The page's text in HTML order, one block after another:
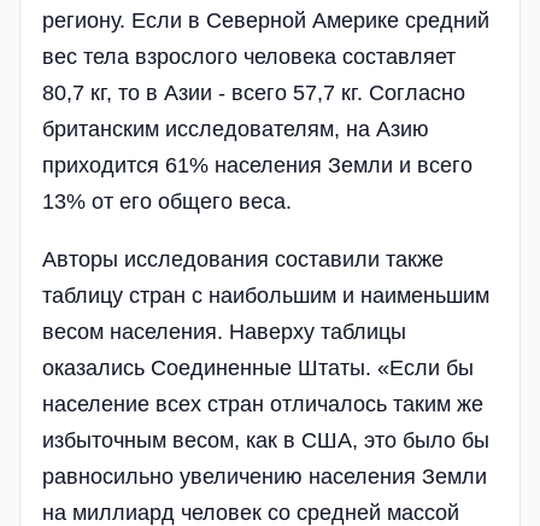
региону. Если в Северной Америке средний
вес тела взрослого человека составляет
80,7 кг, то в Азии - всего 57,7 кг. Согласно
британским исследователям, на Азию
приходится 61% населения Земли и всего
13% от его общего веса.
Авторы исследования составили также
таблицу стран с наибольшим и наименьшим
весом населения. Наверху таблицы
оказались Соединенные Штаты. «Если бы
население всех стран отличалось таким же
избыточным весом, как в США, это было бы
равносильно увеличению населения Земли
на миллиард человек со средней массой